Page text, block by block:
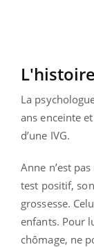
La
ans enceinte
d’une IVG.
Anne n’est
test positif,
grossesse.
enfants. Pour
chômage, ne